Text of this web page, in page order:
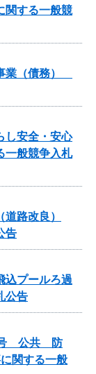
関する一般競
業（債務）
し安全・安心
一般競争入札
路改良）
告
込プールろ過
公告
号 公共 防
関する一般